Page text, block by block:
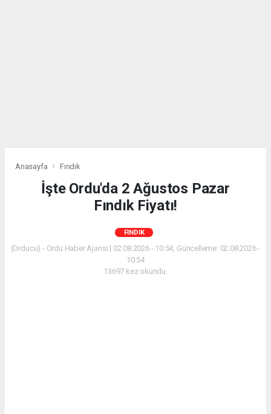
Anasayfa Fındık
İşte Ordu'da 2 Ağustos Pazar
Fındık Fiyatı!
FINDIK
(Orducu) - Ordu Haber Ajansı | 02.08.2026 - 10:54, Güncelleme: 02.08.2026 -
10:54
13697 kez okundu.